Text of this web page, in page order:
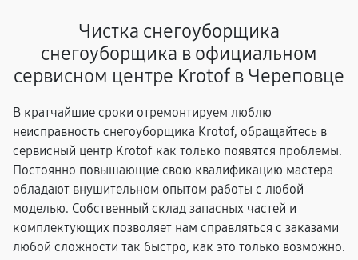
Чистка снегоуборщика
снегоуборщика в официальном
сервисном центре Krotof в Череповце
В кратчайшие сроки отремонтируем люблю
неисправность снегоуборщика Krotof, обращайтесь в
сервисный центр Krotof как только появятся проблемы.
Постоянно повышающие свою квалификацию мастера
обладают внушительном опытом работы с любой
моделью. Собственный склад запасных частей и
комплектующих позволяет нам справляться с заказами
любой сложности так быстро, как это только возможно.